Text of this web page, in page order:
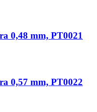
0,48 mm, PT0021
0,57 mm, PT0022